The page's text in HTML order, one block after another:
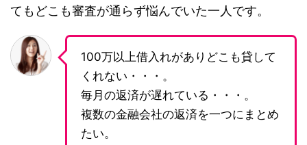
てもどこも審査が通らず悩んでいた一人です。
100万以上借入れがありどこも貸して
くれない・・・。
毎月の返済が遅れている・・・。
複数の金融会社の返済を一つにまとめ
たい。